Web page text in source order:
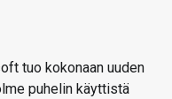
tuo kokonaan uuden
puhelin käyttistä